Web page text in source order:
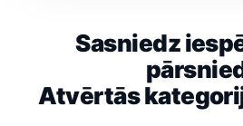
Sasniedz
Atvērtās